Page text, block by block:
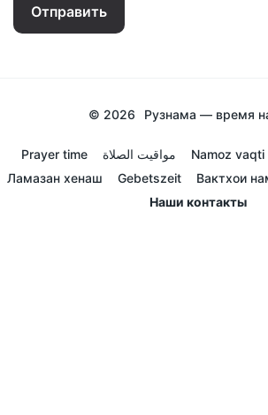
Отправить
© 2026 Рузнама — время
Prayer time مواقيت الصلاة Namoz vaqti
Ламазан хенаш
Gebetszeit Вактхои
Наши контакты